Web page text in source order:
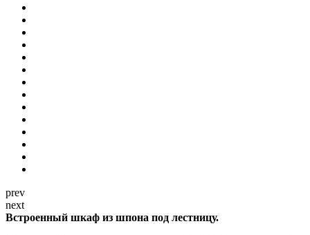
prev
next
Встроенный шкаф из шпона под лестницу.